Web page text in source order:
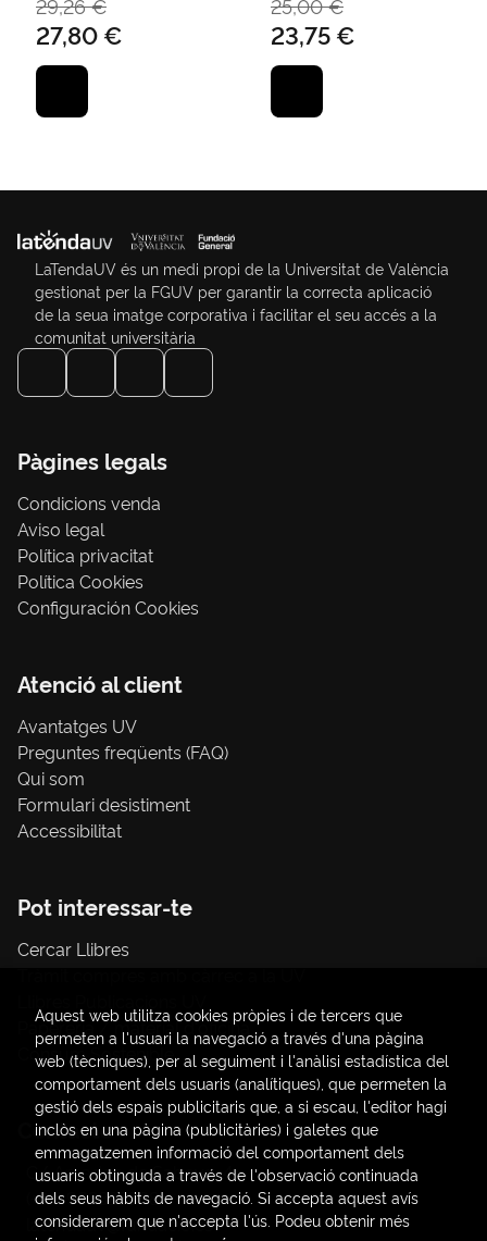
27,80 € 23,75 €
LaTendaUV és un medi propi de la Universitat de València
gestionat per la FGUV per garantir la correcta aplicació
de la seua imatge corporativa i facilitar el seu accés a la
comunitat universitària
Pàgines legals
Condicions venda
Aviso legal
Política privacitat
Política Cookies
Configuración Cookies
Atenció al client
Avantatges UV
Preguntes freqüents (FAQ)
Qui som
Formulari desistiment
Accessibilitat
Pot interessar-te
Cercar Llibres
Papereria / material d'oficina
Consum Sostenible
Contacte
C/ Amadeo de Saboya, 4
(+34) 963828968
latendauv@fundacio.es
Aquest web utilitza cookies pròpies i de tercers que
permeten a l'usuari la navegació a través d'una pàgina
web (tècniques), per al seguiment i l'anàlisi estadística del
comportament dels usuaris (analítiques), que permeten la
gestió dels espais publicitaris que, a si escau, l'editor hagi
inclòs en una pàgina (publicitàries) i galetes que
emmagatzemen informació del comportament dels
usuaris obtinguda a través de l'observació continuada
dels seus hàbits de navegació. Si accepta aquest avís
considerarem que n'accepta l'ús. Podeu obtenir més